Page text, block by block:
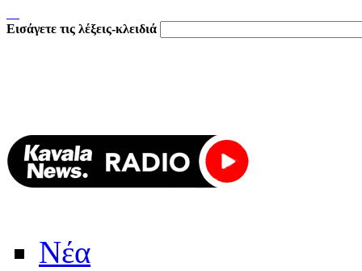
Εισάγετε τις λέξεις-κλειδιά
Νέα